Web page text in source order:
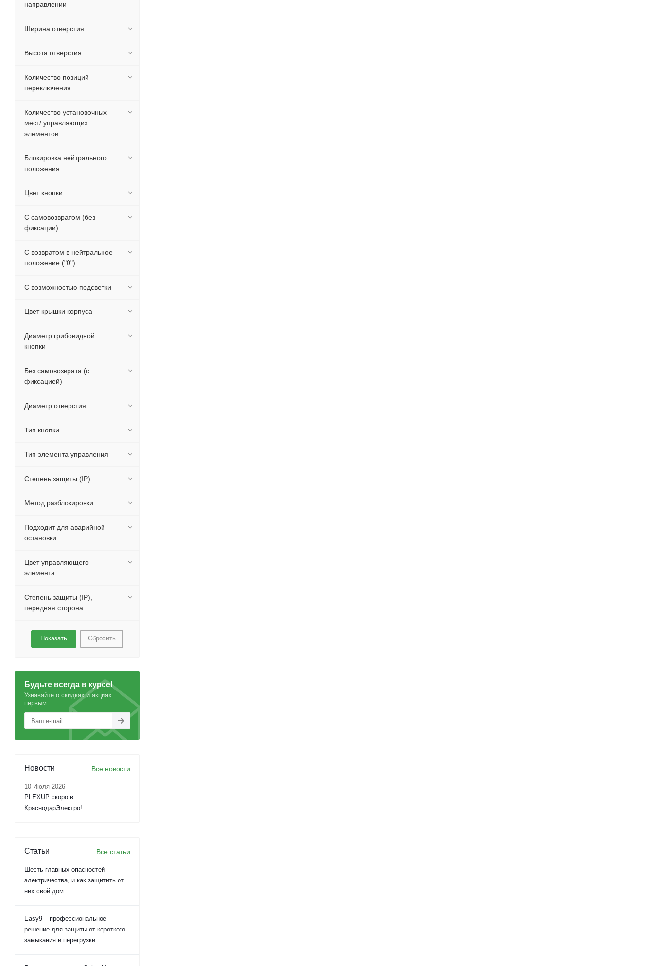
направлении
Ширина отверстия
Высота отверстия
Количество позиций
переключения
Количество установочных
мест/ управляющих
элементов
Блокировка нейтрального
положения
Цвет кнопки
С самовозвратом (без
фиксации)
С возвратом в нейтральное
положение ("0")
С возможностью подсветки
Цвет крышки корпуса
Диаметр грибовидной
кнопки
Без самовозврата (с
фиксацией)
Диаметр отверстия
Тип кнопки
Тип элемента управления
Степень защиты (IP)
Метод разблокировки
Подходит для аварийной
остановки
Цвет управляющего
элемента
Степень защиты (IP),
передняя сторона
Сбросить
Будьте всегда в курсе!
Узнавайте о скидках и акциях
первым
Новости Все новости
10 Июля 2026
PLEXUP скоро в
КраснодарЭлектро!
Статьи Все статьи
Шесть главных опасностей
электричества, и как защитить от
них свой дом
Easy9 – профессиональное
решение для защиты от короткого
замыкания и перегрузки